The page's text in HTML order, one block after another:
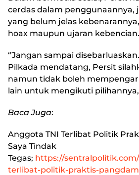
cerdas dalam penggunaannya,
yang belum jelas
hoax maupun ujaran kebencian.
‘’Jangan sampai
Pilkada mendatang, Persit
namun tidak boleh
lain untuk mengikuti
Baca Juga:
Anggota TNI Terlibat Politik
Saya Tindak
Tegas; https://
terlibat-politik-praktis-